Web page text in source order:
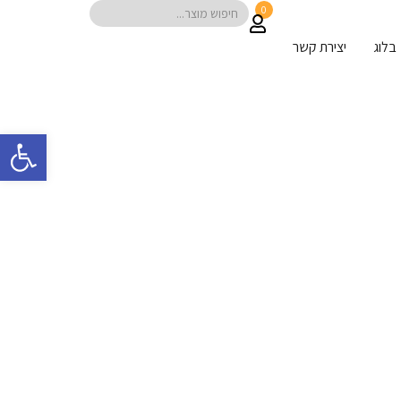
בלוג יצירת קשר
0